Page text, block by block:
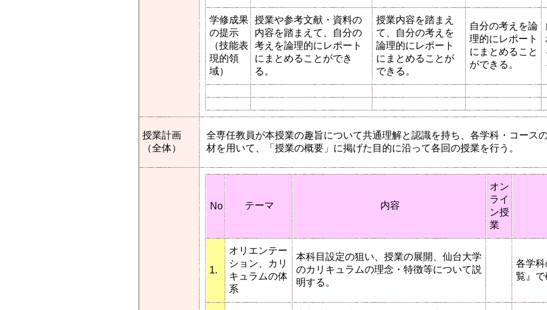
学修成果
の提示
（技能表
現的領
域）
授業や参考文献・資料の
内容を踏まえて、自分の
考えを論理的にレポート
にまとめることができ
る。
授業内容を踏まえ
て、自分の考えを
論理的にレポート
にまとめることが
できる。
自分の考えを論
理的にレポート
にまとめること
ができる。
授業計画
（全体）
全専任教員が本授業の趣旨について共通理解と認識を持ち、各学科・コース
材を用いて、「授業の概要」に掲げた目的に沿って各回の授業を行う。
No テーマ 内容
オン
ライ
ン授
業
1.
オリエンテー
ション、カリ
キュラムの体
系
本科目設定の狙い、授業の展開、仙台大学
のカリキュラムの理念・特徴等について説
明する。
各学
覧』